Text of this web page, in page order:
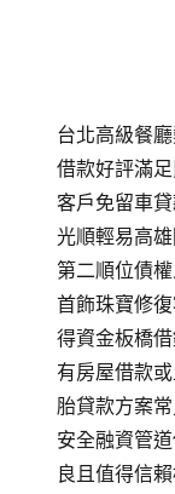
台北高級餐
借款好評滿
客戶免留車
光順輕易高
第二順位債
首飾珠寶修
得資金板橋
有房屋借款
胎貸款方案
安全融資管
良且值得信